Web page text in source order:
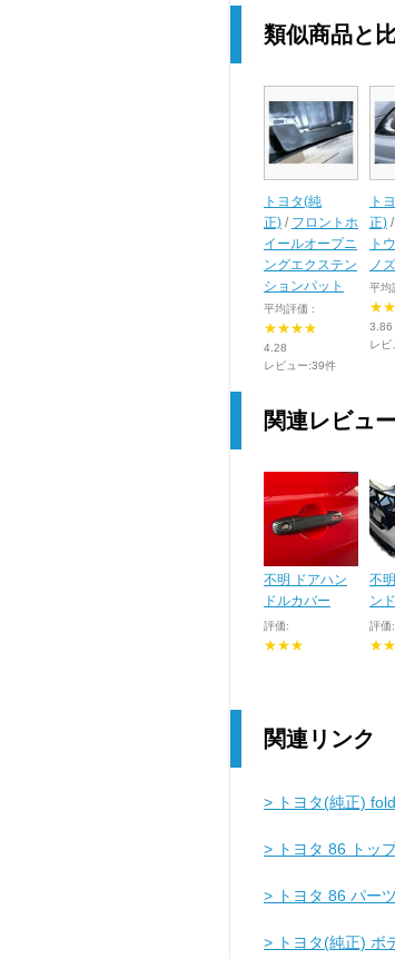
類似商品と
トヨタ(純
正) / フロントホ
イールオープニ
ングエクステン
ションパット
平均評価 :
★★★★
4.28
レビュー:39件
ト
正) /
ト
ノ
平均
3.86
レビ
関連レビュ
不明 ドアハン
ドルカバー
評価:
★★★
不
ン
評価:
関連リンク
> トヨタ(純正)
> トヨタ 86 トッ
> トヨタ 86 パー
> トヨタ(純正) ボ